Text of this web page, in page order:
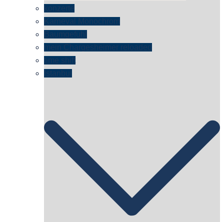
konzerte
Karneval Monochrom
Baumgefühl
mein Chargesheimer reloaded
time shift
Istanbul